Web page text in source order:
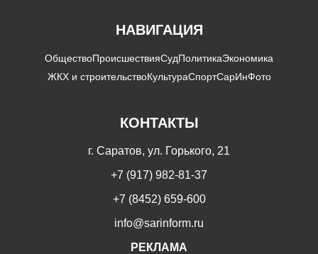
НАВИГАЦИЯ
ОбществоПроисшествияСудПолитикаЭкономика
ЖКХ и строительствоКультураСпортСарИнФото
КОНТАКТЫ
г. Саратов, ул. Горького, 21
+7 (917) 982-81-37
+7 (8452) 659-600
info@sarinform.ru
РЕКЛАМА